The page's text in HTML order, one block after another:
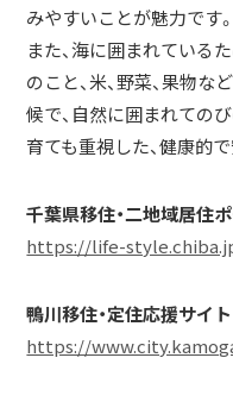
みやすいことが魅力です。
また、海に囲まれている
のこと、米、野菜、果物
候で、自然に囲まれての
育ても重視した、健康的
千葉県移住・二地域居住
https://life-
鴨川移住・定住応援サイト
https://